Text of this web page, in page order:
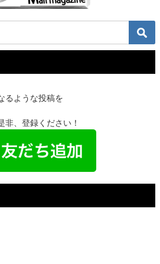
るような投稿を
非、登録ください！